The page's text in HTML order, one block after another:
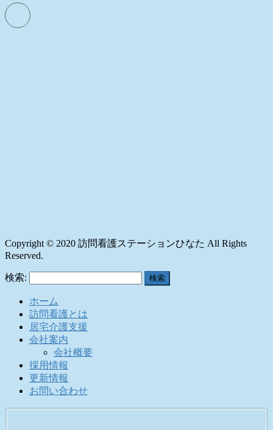
Copyright © 2020 訪問看護ステーションひなた All Rights
Reserved.
検索:
ホーム
訪問看護とは
居宅介護支援
会社案内
会社概要
採用情報
更新情報
お問い合わせ